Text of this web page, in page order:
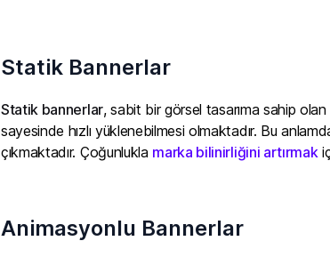
Statik Bannerlar
Statik bannerlar, sabit bir görsel tasarıma sahip
sayesinde hızlı yüklenebilmesi olmaktadır. Bu
çıkmaktadır. Çoğunlukla marka bilinirliğini artırmak
Animasyonlu Bannerlar